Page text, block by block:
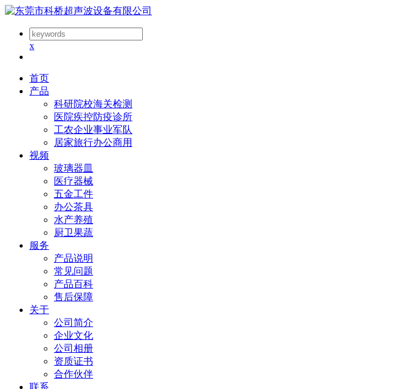
x
首页
产品
科研院校海关检测
医院疾控防疫诊所
工农企业事业军队
居家旅行办公商用
视频
玻璃器皿
医疗器械
五金工件
办公茶具
水产养殖
厨卫果蔬
服务
产品说明
常见问题
产品百科
售后保障
关于
公司简介
企业文化
公司相册
资质证书
合作伙伴
联系